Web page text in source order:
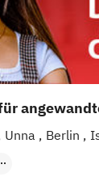
Unna Berlin